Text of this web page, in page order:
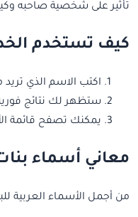
تأثير على شخصية صاحبه
كيف تستخدم
اكتب الاسم الذي
ستظهر لك نتائج
يمكنك تصفح قائمة
معاني أسماء
من أجمل الأسماء العربية